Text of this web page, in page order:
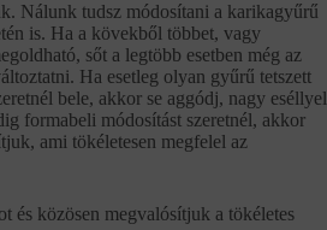
Nálunk tudsz módosítani a karikagyűrű
is. Ha a kövekből többet, vagy
sőt a legtöbb esetben még az
Ha esetleg olyan gyűrű tetszett
bele, akkor se aggódj, nagy eséllyel
formabeli módosítást szeretnél, akkor
ami tökéletesen megfelel az
és közösen megvalósítjuk a tökéletes